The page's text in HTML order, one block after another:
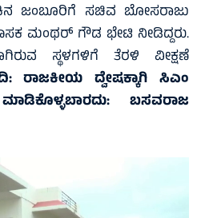
ಜಂಬೂರಿಗೆ ಸಚಿವ ಬೋಸರಾಜು
ಮಂಥರ್ ಗೌಡ ಭೇಟಿ ನೀಡಿದ್ದರು.
ಸ್ಥಳಗಳಿಗೆ ತೆರಳಿ ವೀಕ್ಷಣೆ
ರಾಜಕೀಯ ದ್ವೇಷಕ್ಕಾಗಿ ಸಿಎಂ
ಬಸವರಾಜ